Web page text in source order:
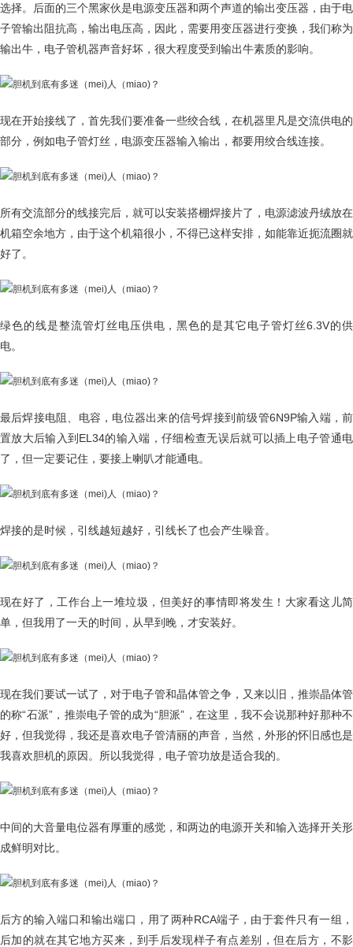
选择。后面的三个黑家伙是电源变压器和两个声道的输出变压器，由于电
子管输出阻抗高，输出电压高，因此，需要用变压器进行变换，我们称为
输出牛，电子管机器声音好坏，很大程度受到输出牛素质的影响。
现在开始接线了，首先我们要准备一些绞合线，在机器里凡是交流供电的
部分，例如电子管灯丝，电源变压器输入输出，都要用绞合线连接。
所有交流部分的线接完后，就可以安装搭棚焊接片了，电源滤波丹绒放在
机箱空余地方，由于这个机箱很小，不得已这样安排，如能靠近扼流圈就
好了。
绿色的线是整流管灯丝电压供电，黑色的是其它电子管灯丝6.3V的供
电。
最后焊接电阻、电容，电位器出来的信号焊接到前级管6N9P输入端，前
置放大后输入到EL34的输入端，仔细检查无误后就可以插上电子管通电
了，但一定要记住，要接上喇叭才能通电。
焊接的是时候，引线越短越好，引线长了也会产生噪音。
现在好了，工作台上一堆垃圾，但美好的事情即将发生！大家看这儿简
单，但我用了一天的时间，从早到晚，才安装好。
现在我们要试一试了，对于电子管和晶体管之争，又来以旧，推崇晶体管
的称“石派”，推崇电子管的成为“胆派”，在这里，我不会说那种好那种不
好，但我觉得，我还是喜欢电子管清丽的声音，当然，外形的怀旧感也是
我喜欢胆机的原因。所以我觉得，电子管功放是适合我的。
中间的大音量电位器有厚重的感觉，和两边的电源开关和输入选择开关形
成鲜明对比。
后方的输入端口和输出端口，用了两种RCA端子，由于套件只有一组，
后加的就在其它地方买来，到手后发现样子有点差别，但在后方，不影